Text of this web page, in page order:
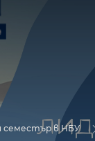
семестър в НБУ